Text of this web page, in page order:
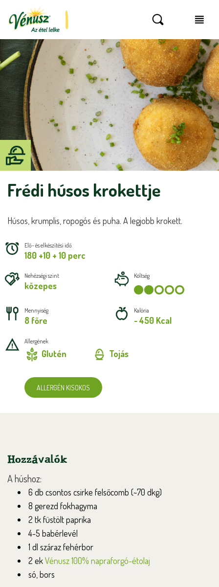
Frédi húsos krokettje
Húsos, krumplis, ropogós és puha. A legjobb krokett.
Elő- és elkészítési idő
180 +10 + 10 perc
Nehézségi szint
közepes
Költség
Mennyiség
8 főre
Kalória
~ 450 Kcal
Allergének
Glutén Tojás
ALLERGÉN KISOKOS
Hozzávalók
A húshoz:
6 db csontos csirke felsőcomb (~70 dkg)
8 gerezd fokhagyma
2 tk füstölt paprika
4-5 babérlevél
1 dl száraz fehérbor
2 ekVénusz 100% napraforgó-étolaj
só, bors